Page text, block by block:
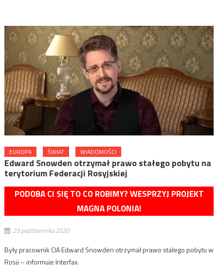
EUROPA ŚWIAT WIADOMOŚCI
Edward Snowden otrzymał prawo stałego pobytu na
terytorium Federacji Rosyjskiej
PODOBA CI SIĘ TO CO ROBIMY? WESPRZYJ PROJEKT
MAGNA POLONIA!
23 października 2020
Były pracownik CIA Edward Snowden otrzymał prawo stałego pobytu w
Rosji – informuje Interfax.